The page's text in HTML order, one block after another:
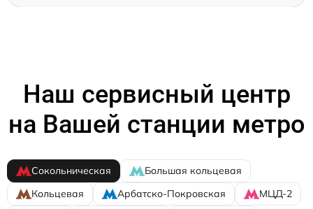
Наш сервисный центр
на Вашей станции метро
Сокольническая
Большая кольцевая
Кольцевая
Арбатско-Покровская
МЦД-2